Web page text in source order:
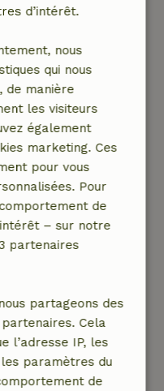
les réservations
les 28 jours,
dans les 24 heures.
tu as droit à un
de la
remboursement
remboursement à
: remboursement
:
jour même :
: aucun
d’intérêt.
nous
qui nous
de manière
les visiteurs
également
marketing. Ces
pour vous
Pour
de
– sur notre
partenaires
partageons des
Cela
l’adresse IP, les
paramètres du
de